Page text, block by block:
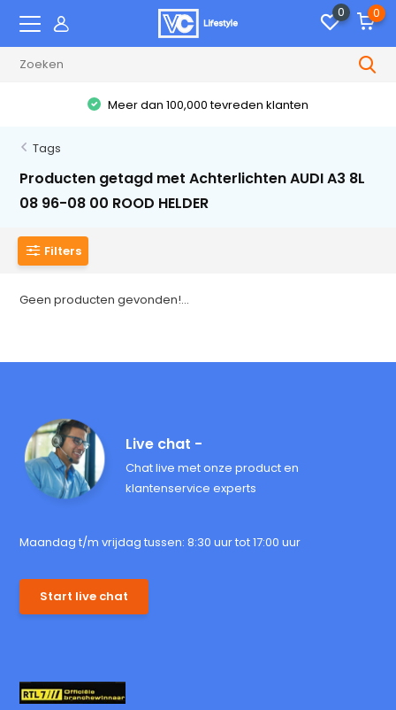
0 0
Meer dan 100,000 tevreden klanten
Tags
Producten getagd met Achterlichten AUDI A3 8L
08 96-08 00 ROOD HELDER
Filters
Geen producten gevonden!...
Live chat -
Chat live met onze product en
klantenservice experts
Maandag t/m vrijdag tussen: 8:30 uur tot 17:00 uur
Start live chat